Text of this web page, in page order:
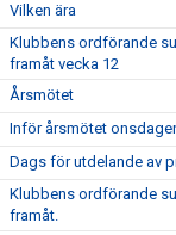
Vilken ära
Klubbens ordförande
framåt vecka 12
Årsmötet
Inför årsmötet
Dags för utdelande av
Klubbens ordförande
framåt.